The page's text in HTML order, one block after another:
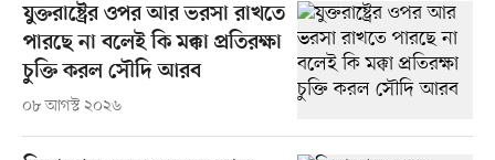
যুক্তরাষ্ট্রের ওপর আর ভরসা রাখতে
পারছে না বলেই কি মক্কা প্রতিরক্ষা
চুক্তি করল সৌদি আরব
০৮ আগস্ট ২০২৬